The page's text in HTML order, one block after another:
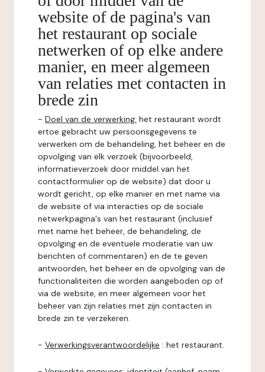
website of de pagina's van
het restaurant op sociale
netwerken of op elke andere
manier, en meer algemeen
van relaties met contacten in
brede zin
- Doel van de verwerking: het restaurant wordt
ertoe gebracht uw persoonsgegevens te
verwerken om de behandeling, het beheer en de
opvolging van elk verzoek (bijvoorbeeld,
informatieverzoek door middel van het
contactformulier op de website) dat door u
wordt gericht, op elke manier en met name via
de website of via interacties op de sociale
netwerkpagina's van het restaurant (inclusief
met name het beheer, de behandeling, de
opvolging en de eventuele moderatie van uw
berichten of commentaren) en de te geven
antwoorden, het beheer en de opvolging van de
functionaliteiten die worden aangeboden op of
via de website, en meer algemeen voor het
beheer van zijn relaties met zijn contacten in
brede zin te verzekeren.
- Verwerkingsverantwoordelijke : het restaurant.